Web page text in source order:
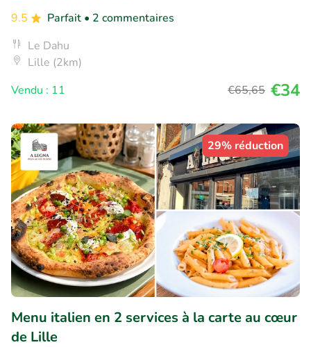
9.5
Parfait • 2 commentaires
Le Dahu
Lille (2km)
Vendu : 11
€65,65 €34
29% réduction
Menu italien en 2 services à la carte au cœur
de Lille